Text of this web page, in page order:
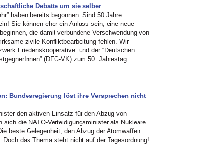
Debatte um sie selber
haben bereits begonnen. Sind 50 Jahre
Sie können eher ein Anlass sein, eine neue
die damit verbundene Verschwendung von
zivile Konfliktbearbeitung fehlen. Wir
Friedenskooperative” und der “Deutschen
(DFG-VK) zum 50. Jahrestag.
Bundesregierung löst ihre Versprechen nicht
den aktiven Einsatz für den Abzug von
sich die NATO-Verteidigungsminister als Nukleare
beste Gelegenheit, den Abzug der Atomwaffen
Doch das Thema steht nicht auf der Tagesordnung!